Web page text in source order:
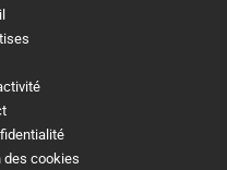
des cookies